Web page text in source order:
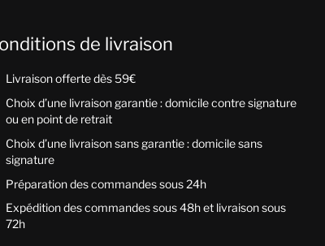
de livraison
Livraison offerte dès 59€
Choix d’une livraison garantie : domicile contre signature
ou en point de retrait
Choix d’une livraison sans garantie : domicile sans
signature
Préparation des commandes sous 24h
Expédition des commandes sous 48h et livraison sous
72h